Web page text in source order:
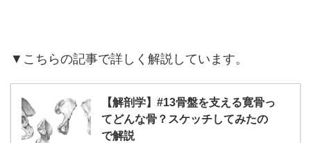
▼こちらの記事で詳しく解説しています。
【解剖学】#13骨盤を支える寛骨っ
てどんな骨？スケッチしてみたの
で解説